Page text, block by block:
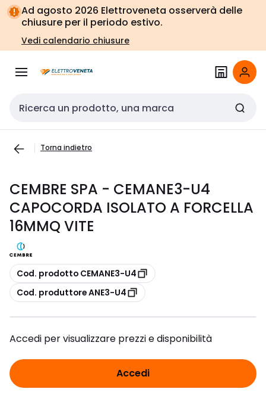
Vai alla
navigazione
Vai
alla
pagina
Ad agosto 2026 Elettroveneta osserverà delle
chiusure per il periodo estivo.
Vedi calendario chiusure
Cerca input
Torna indietro
CEMBRE SPA - CEMANE3-U4
CAPOCORDA ISOLATO A FORCELLA
16MMQ VITE
copia
Cod. prodotto CEMANE3-U4
copia
Cod. produttore ANE3-U4
Accedi per visualizzare prezzi e disponibilità
Accedi